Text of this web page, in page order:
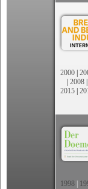
2000 |
| 2008 |
2015 |
1998